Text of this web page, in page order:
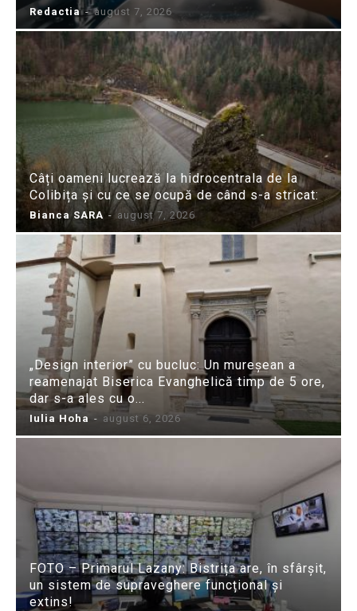
Redactia - august 7, 2026
Câți oameni lucrează la hidrocentrala de la
Colibița și cu ce se ocupă de când s-a stricat:
Bianca SARA - august 7, 2026
„Design interior” cu bucluc: Un mureșean a
reamenajat Biserica Evanghelică timp de 5 ore,
dar s-a ales cu o...
Iulia Hoha - august 6, 2026
FOTO – Primarul Lazany: Bistrița are, în sfârșit,
un sistem de supraveghere funcțional și
extins!